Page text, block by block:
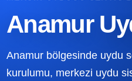
Anamur
Anamur bölgesinde uydu
kurulumu, merkezi uydu